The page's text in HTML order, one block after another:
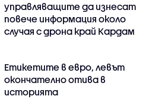
управляващите да изнесат
повече информация около
случая с дрона край Кардам
Етикетите в евро, левът
окончателно отива в
историята